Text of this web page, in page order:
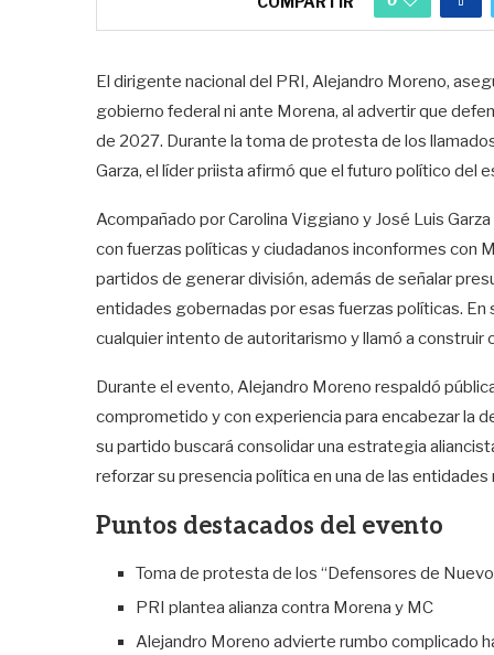
El dirigente nacional del PRI, Alejandro Moreno,
gobierno federal ni ante Morena, al advertir que
de 2027. Durante la toma de protesta de los
Garza, el líder priista afirmó que el futuro político del
Acompañado por Carolina Viggiano y José Luis
con fuerzas políticas y ciudadanos inconformes con
partidos de generar división, además de señalar
entidades gobernadas por esas fuerzas políticas.
cualquier intento de autoritarismo y llamó a
Durante el evento, Alejandro Moreno respaldó
comprometido y con experiencia para encabezar la
su partido buscará consolidar una estrategia
reforzar su presencia política en una de las
Puntos destacados del evento
Toma de protesta de los “Defensores de
PRI plantea alianza contra Morena y MC
Alejandro Moreno advierte rumbo complicado